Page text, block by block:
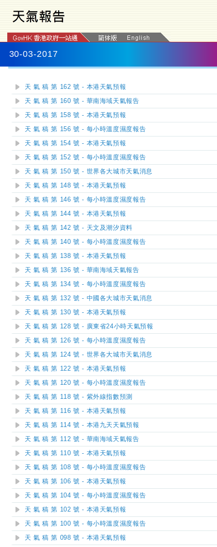
30-03-2017
天 氣 稿 第 162 號 - 本港天氣預報
天 氣 稿 第 160 號 - 華南海域天氣報告
天 氣 稿 第 158 號 - 本港天氣預報
天 氣 稿 第 156 號 - 每小時溫度濕度報告
天 氣 稿 第 154 號 - 本港天氣預報
天 氣 稿 第 152 號 - 每小時溫度濕度報告
天 氣 稿 第 150 號 - 世界各大城市天氣消息
天 氣 稿 第 148 號 - 本港天氣預報
天 氣 稿 第 146 號 - 每小時溫度濕度報告
天 氣 稿 第 144 號 - 本港天氣預報
天 氣 稿 第 142 號 - 天文及潮汐資料
天 氣 稿 第 140 號 - 每小時溫度濕度報告
天 氣 稿 第 138 號 - 本港天氣預報
天 氣 稿 第 136 號 - 華南海域天氣報告
天 氣 稿 第 134 號 - 每小時溫度濕度報告
天 氣 稿 第 132 號 - 中國各大城市天氣消息
天 氣 稿 第 130 號 - 本港天氣預報
天 氣 稿 第 128 號 - 廣東省24小時天氣預報
天 氣 稿 第 126 號 - 每小時溫度濕度報告
天 氣 稿 第 124 號 - 世界各大城市天氣消息
天 氣 稿 第 122 號 - 本港天氣預報
天 氣 稿 第 120 號 - 每小時溫度濕度報告
天 氣 稿 第 118 號 - 紫外線指數預測
天 氣 稿 第 116 號 - 本港天氣預報
天 氣 稿 第 114 號 - 本港九天天氣預報
天 氣 稿 第 112 號 - 華南海域天氣報告
天 氣 稿 第 110 號 - 本港天氣預報
天 氣 稿 第 108 號 - 每小時溫度濕度報告
天 氣 稿 第 106 號 - 本港天氣預報
天 氣 稿 第 104 號 - 每小時溫度濕度報告
天 氣 稿 第 102 號 - 本港天氣預報
天 氣 稿 第 100 號 - 每小時溫度濕度報告
天 氣 稿 第 098 號 - 本港天氣預報